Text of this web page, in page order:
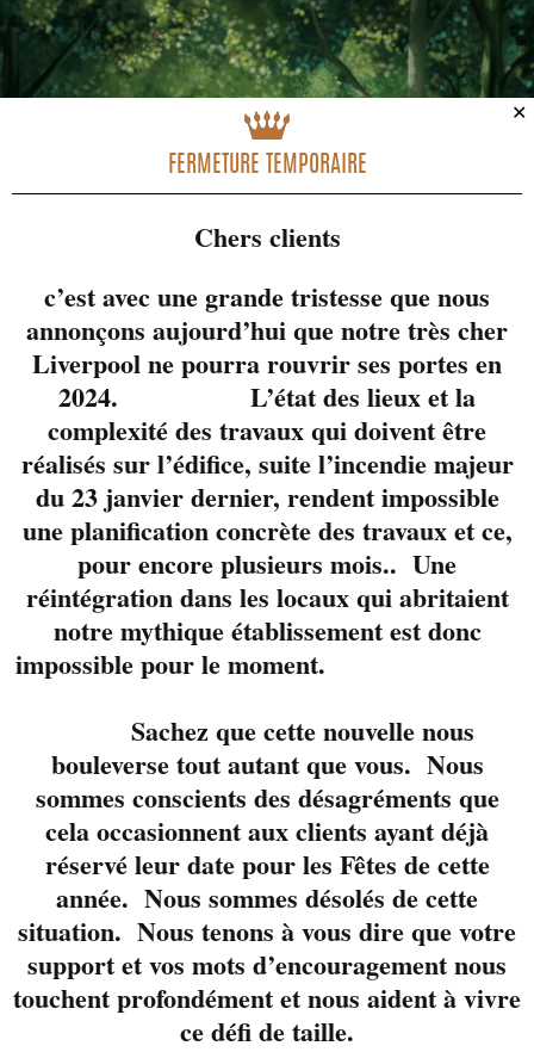
Du 4 au 29 mai 2016,
la musique envahit la
ville de Sherbrooke
pour souligner
l’arrivée des premiers
rayons de soleil
✕
FERMETURE TEMPORAIRE
Chers clients
c’est avec une grande tristesse que nous
annonçons aujourd’hui que notre très cher
Liverpool ne pourra rouvrir ses portes en
2024. L’état des lieux et la
complexité des travaux qui doivent être
réalisés sur l’édifice, suite l’incendie majeur
du 23 janvier dernier, rendent impossible
une planification concrète des travaux et ce,
pour encore plusieurs mois.. Une
réintégration dans les locaux qui abritaient
notre mythique établissement est donc
impossible pour le moment.
Sachez que cette nouvelle nous
bouleverse tout autant que vous. Nous
sommes conscients des désagréments que
cela occasionnent aux clients ayant déjà
réservé leur date pour les Fêtes de cette
année. Nous sommes désolés de cette
situation. Nous tenons à vous dire que votre
support et vos mots d’encouragement nous
touchent profondément et nous aident à vivre
ce défi de taille.